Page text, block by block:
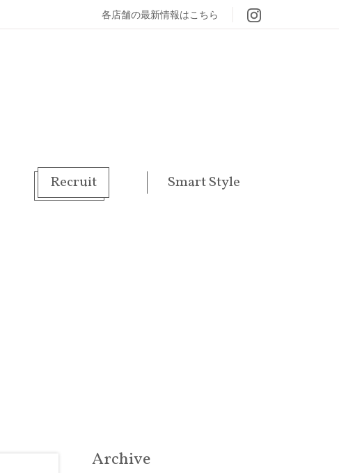
各店舗の最新情報はこちら
Recruit Smart Style
Archive